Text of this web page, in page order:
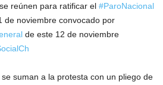
reúnen para ratificar el #ParoNacional
de noviembre convocado por
de este 12 de noviembre
suman a la protesta con un pliego de